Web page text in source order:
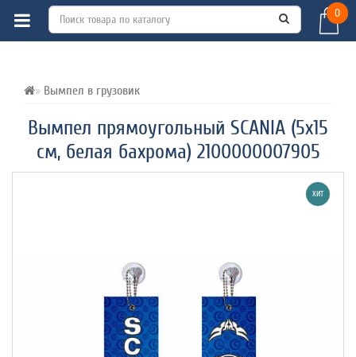
0
Вымпел в грузовик
Вымпел прямоугольный SCANIA (5х15
см, белая бахрома) 2100000007905
ВСЕ О ТОВАРЕ ХАРАКТЕРИСТИКИ
ХИТ